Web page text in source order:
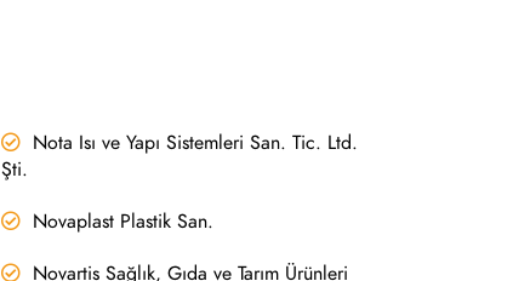
Nota Isı ve Yapı Sistemleri San. Tic. Ltd.
Şti.
Novaplast Plastik San.
Novartis Sağlık, Gıda ve Tarım Ürünleri